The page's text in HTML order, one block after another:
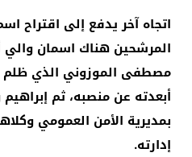
اتجاه آخر يدفع إلى اقتراح
المرشحين هناك اسمان والي
مصطفى الموزوني الذي
أبعدته عن منصبه، ثم
بمديرية الأمن العمومي
إدارته.